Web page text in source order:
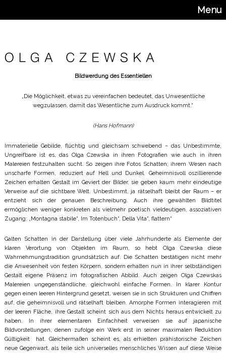
Menu
Bildwerdung des Essentiellen
„Die Möglichkeit, etwas zu vereinfachen bedeutet, das Unwesentliche
wegzulassen, damit das Wesentliche zum Ausdruck kommt.“
(Hans Hofmann)
Immaterielle Gebilde, flüchtig und gleichsam schwebend – das Unbestimmte,
Ungreifbare ist es, das Olga Czewska in ihren Fotografien wie auch in ihren
Malereien festzuhalten sucht. So zeigen ihre Fotos Schatten; ihrem Wesen nach
unscharfe Formen, reduziert auf Hell und Dunkel. Geheimnisvoll oszillierende
Zeichen erhalten Gestalt im Geviert der Bilder, sie geben kaum mehr eindeutige
Verweise auf die sichtbare Welt. Unbestimmt, ja rätselhaft bleibt der Raum – er
entzieht sich der genauen Beschreibung. Auch ihre gewählten Bildtitel
ermöglichen weniger konkreten als vielmehr poetisch vieldeutigen, assoziativen
Zugang: „Montagna stabile“, Im Totenbuch“, Della Vita“, flattern“
Galten Schatten in der Darstellung über viele Jahrhunderte als Elemente der
klaren Verortung von Objekten im Raum, so hebt Olga Czewska diese
Wahrnehmungstradition grundsätzlich auf. Die Schatten bestätigen nicht mehr
die Anwesenheit von festen Körpern, sondern erhalten nun in ihrer selbständigen
Gestalt eigene Präsenz im fotografischen Abbild. Auch zeigen Olga Czewskas
Malereien ungegenständliche, gleichwohl einfache Formen. In klarer Kontur
gegen einen leeren Hintergrund gesetzt, weisen sie in sich Strukturen und Chiffren
auf, die geheimnisvoll und rätselhaft bleiben. Amorphe Formen interagieren mit
der leeren Fläche, ihre Gestalt scheint sich aus dem Nichts heraus entwickelt zu
haben. In ihrer elementaren Einfachheit verweisen sie auf japanische
Bildvorstellungen, denen zufolge ein Werk erst in seiner maximalen Reduktion
Gültigkeit hat. Gleichermaßen scheint es, als erhielten prähistorische Zeichen
neue Gegenwart, als teile sich universelles menschliches Wissen auf diese Weise